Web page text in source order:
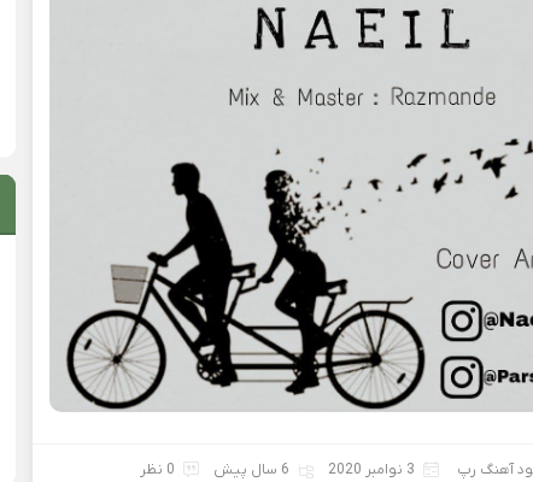
آهنگ رپ 3 نوامبر 2020 6 سال پیش 0 نظر